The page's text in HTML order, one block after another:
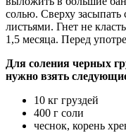
солью. Сверху
листьями. Гнет не
1,5 месяца. Перед
Для соления черных
нужно взять
10 кг груздей
400 г соли
чеснок, корень